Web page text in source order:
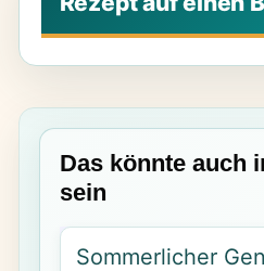
Das könnte auch
sein
Sommerlicher